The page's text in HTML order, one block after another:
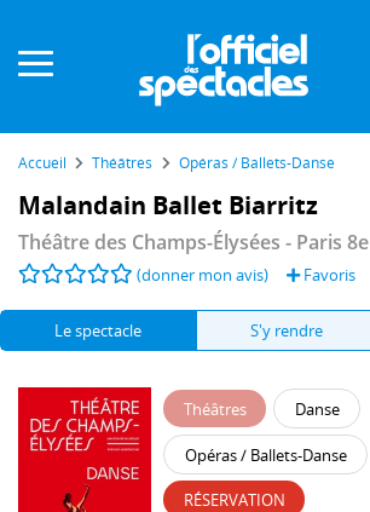
Accueil Théâtres Opéras / Ballets-Danse
Malandain Ballet Biarritz
Théâtre des Champs-Élysées - Paris 8e
(donner mon avis) Favoris
Le spectacle S'y rendre
Théâtres Danse
Opéras / Ballets-Danse
RÉSERVATION